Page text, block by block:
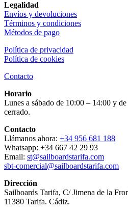
Legalidad
Envíos y devoluciones
Términos y condiciones
Métodos de pago
Política de privacidad
Política de cookies
Contacto
Horario
Lunes a sábado de 10:00 – 14:00 y
cerrado.
Contacto
Llámanos ahora: +34 956 681 188
Whatsapp: +34 667 42 29 93
Email: st@sailboardstarifa.com
sbt-comercial@sailboardstarifa.com
Dirección
Sailboards Tarifa, C/ Jimena de la
11380 Tarifa. Cádiz.